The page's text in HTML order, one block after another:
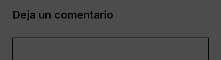
Deja un comentario